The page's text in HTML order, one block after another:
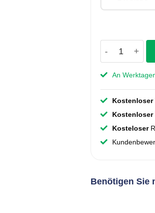
An
Kostenloser
Kostenloser
Kosteloser
Benötigen Sie